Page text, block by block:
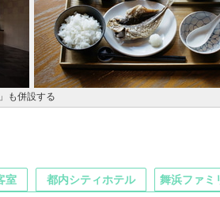
も併設する
室 都内シティホテル 舞浜ファミ